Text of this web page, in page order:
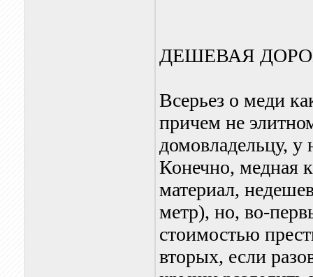
ДЕШЕВАЯ
Всерьез о меди
причем не
домовладельцу, у
Конечно, медная
материал,
метр), но, во-
стоимостью
вторых, если